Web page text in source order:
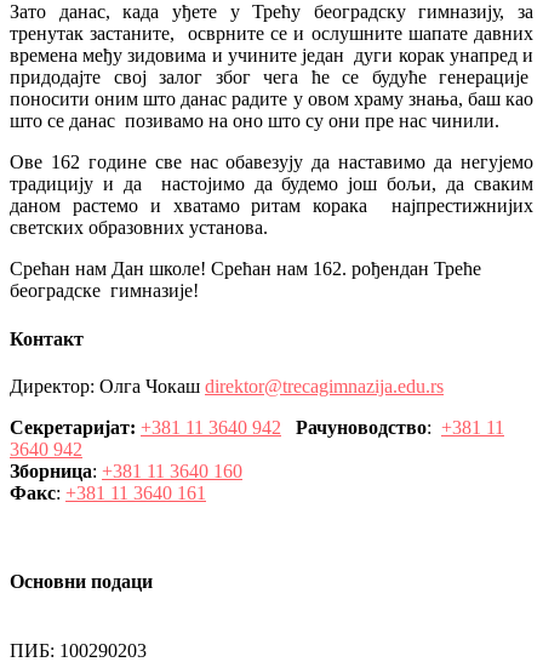
Зато данас, када уђете у Трећу београдску гимназију, за
тренутак застаните, осврните се и ослушните шапате давних
времена међу зидовима и учините један дуги корак унапред и
придодајте свој залог због чега ће се будуће генерације
поносити оним што данас радите у овом храму знања, баш као
што се данас позивамо на оно што су они пре нас чинили.
Ове 162 године све нас обавезују да наставимо да негујемо
традицију и да настојимо да будемо још бољи, да сваким
даном растемо и хватамо ритам корака најпрестижнијих
светских образовних установа.
Срећан нам Дан школе! Срећан нам 162. рођендан Треће
београдске гимназије!
Контакт
Директор: Олга Чокаш direktor@trecagimnazija.edu.rs
Секретаријат: +381 11 3640 942 Рачуноводство: +381 11
3640 942
Зборница: +381 11 3640 160
Факс: +381 11 3640 161
Основни подаци
ПИБ: 100290203